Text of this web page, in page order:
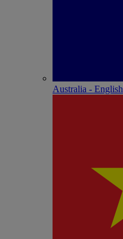
Australia - English